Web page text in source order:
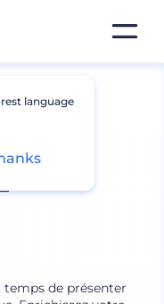
temps de présenter
language